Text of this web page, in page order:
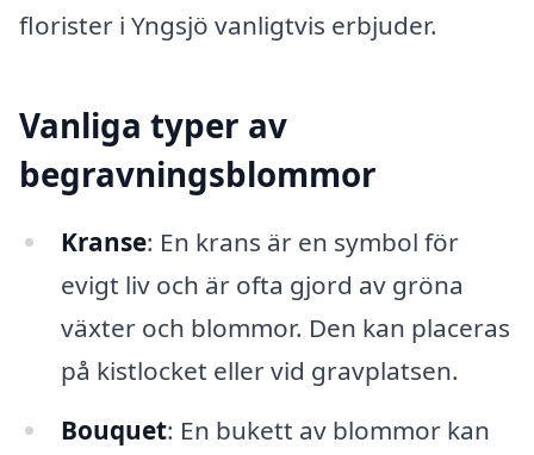
florister i Yngsjö vanligtvis erbjuder.
Vanliga typer av
begravningsblommor
Kranse: En krans är en symbol för
evigt liv och är ofta gjord av gröna
växter och blommor. Den kan placeras
på kistlocket eller vid gravplatsen.
Bouquet: En bukett av blommor kan